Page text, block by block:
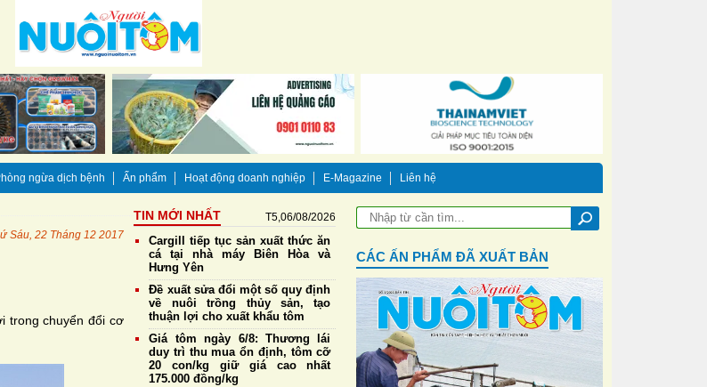
ngừa dịch bệnh Ấn phẩm Hoạt động doanh nghiệp E-Magazine Liên hệ
Sáu, 22 Tháng 12 2017
trong chuyển đổi cơ
TIN MỚI NHẤT T5,06/08/2026
Cargill tiếp tục sản xuất thức ăn
cá tại nhà máy Biên Hòa và
Hưng Yên
Đề xuất sửa đổi một số quy định
về nuôi trồng thủy sản, tạo
thuận lợi cho xuất khẩu tôm
Giá tôm ngày 6/8: Thương lái
duy trì thu mua ổn định, tôm cỡ
20 con/kg giữ giá cao nhất
175.000 đồng/kg
CÁC ẤN PHẨM ĐÃ XUẤT BẢN